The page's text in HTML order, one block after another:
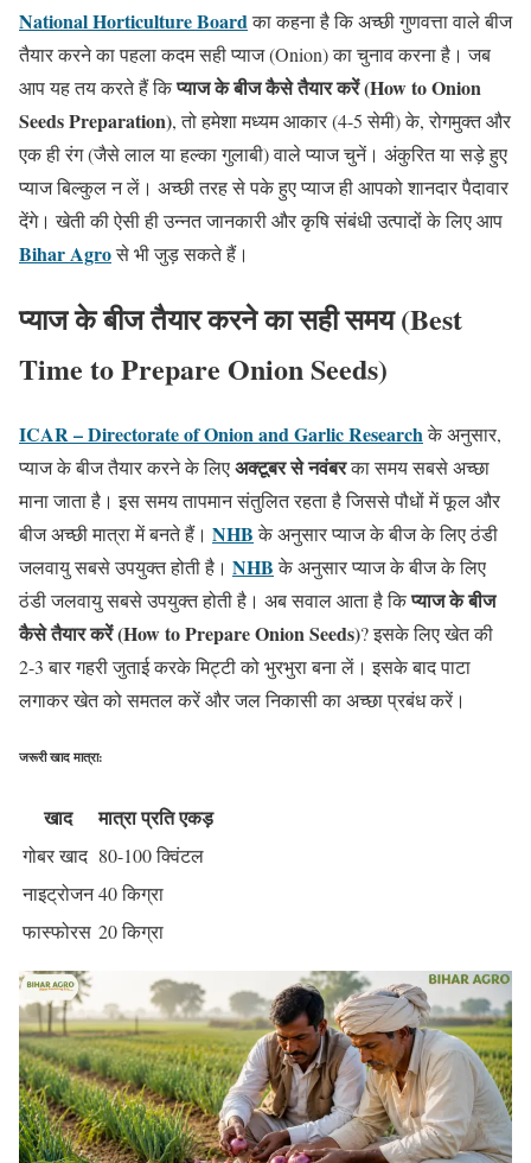
National Horticulture Boardका कहना है कि अच्छी गुणवत्ता वाले बीज
तैयार करने का पहला कदम सही प्याज (Onion) का चुनाव करना है। जब
आप यह तय करते हैं किप्याज के बीज कैसे तैयार करें (How to Onion
Seeds Preparation), तो हमेशा मध्यम आकार (4-5 सेमी) के, रोगमुक्त और
एक ही रंग (जैसे लाल या हल्का गुलाबी) वाले प्याज चुनें। अंकुरित या सड़े हुए
प्याज बिल्कुल न लें। अच्छी तरह से पके हुए प्याज ही आपको शानदार पैदावार
देंगे। खेती की ऐसी ही उन्नत जानकारी और कृषि संबंधी उत्पादों के लिए आप
Bihar Agroसे भी जुड़ सकते हैं।
प्याज के बीज तैयार करने का सही समय (Best
Time to Prepare Onion Seeds)
ICAR – Directorate of Onion and Garlic Researchके अनुसार,
प्याज के बीज तैयार करने के लिएअक्टूबर से नवंबरका समय सबसे अच्छा
माना जाता है। इस समय तापमान संतुलित रहता है जिससे पौधों में फूल और
बीज अच्छी मात्रा में बनते हैं। NHBके अनुसार प्याज के बीज के लिए ठंडी
जलवायु सबसे उपयुक्त होती है। NHBके अनुसार प्याज के बीज के लिए
ठंडी जलवायु सबसे उपयुक्त होती है। अब सवाल आता है किप्याज के बीज
कैसे तैयार करें (How to Prepare Onion Seeds)? इसके लिए खेत की
2-3 बार गहरी जुताई करके मिट्टी को भुरभुरा बना लें। इसके बाद पाटा
लगाकर खेत को समतल करें और जल निकासी का अच्छा प्रबंध करें।
जरूरी खाद मात्रा:
खाद मात्रा प्रति एकड़
गोबर खाद 80-100 क्विंटल
नाइट्रोजन40 किग्रा
फास्फोरस 20 किग्रा